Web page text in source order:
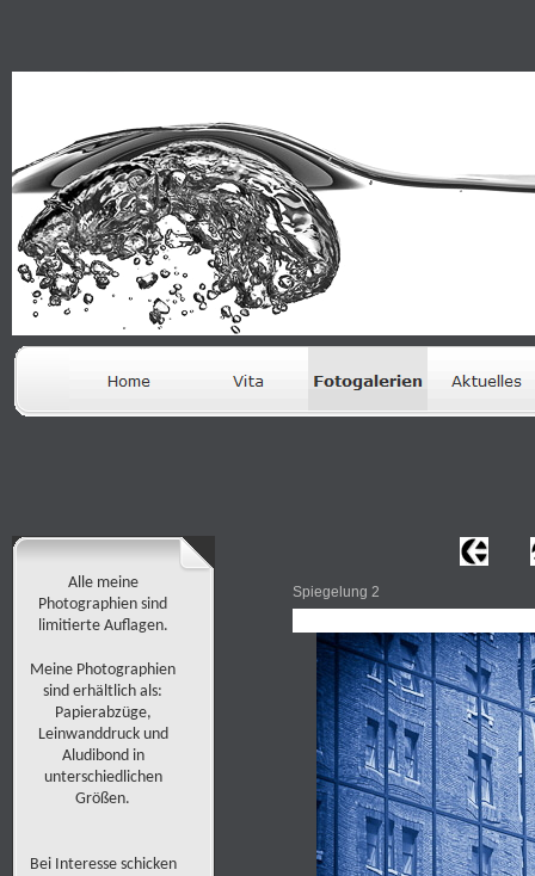
Alle meine
Photographien sind
limitierte Auflagen.
Meine Photographien
sind erhältlich als:
Papierabzüge,
Leinwanddruck und
Aludibond in
unterschiedlichen
Größen.
Bei Interesse schicken
Spiegelung 2